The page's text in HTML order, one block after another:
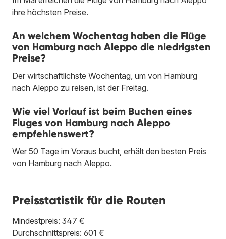
ihre höchsten Preise.
An welchem Wochentag haben die Flüge
von Hamburg nach Aleppo die niedrigsten
Preise?
Der wirtschaftlichste Wochentag, um von Hamburg
nach Aleppo zu reisen, ist der Freitag.
Wie viel Vorlauf ist beim Buchen eines
Fluges von Hamburg nach Aleppo
empfehlenswert?
Wer 50 Tage im Voraus bucht, erhält den besten Preis
von Hamburg nach Aleppo.
Preisstatistik für die Routen
Mindestpreis: 347 €
Durchschnittspreis: 601 €